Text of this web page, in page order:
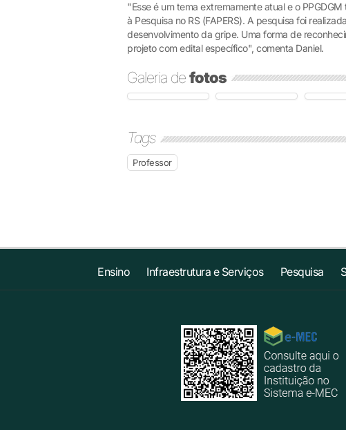
"Esse é um tema extremamente atual e o
à Pesquisa no RS (FAPERS). A pesquisa foi
desenvolvimento da gripe. Uma forma de
projeto com edital específico", comenta Daniel.
Galeria defotos
Tags
Professor
Ensino Infraestrutura e Serviços Pesquisa